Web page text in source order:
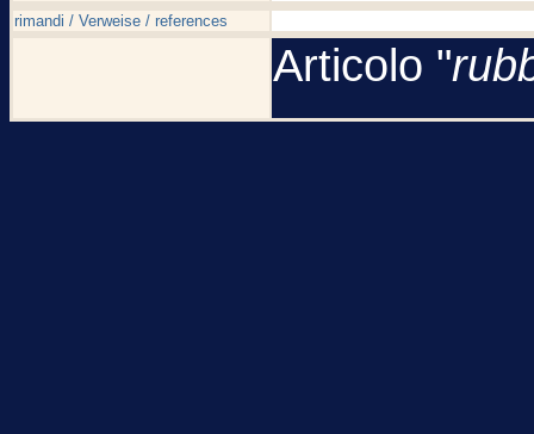
rimandi / Verweise / references
Articolo "